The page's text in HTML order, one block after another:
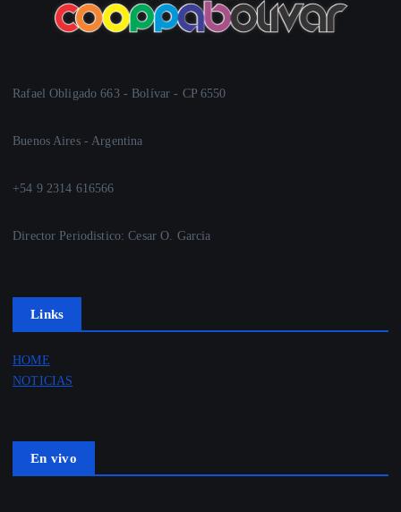
Rafael Obligado 663 - Bolívar - CP 6550
Buenos Aires - Argentina
+54 9 2314 616566
Director Periodistico: Cesar O. Garcia
Links
HOME
NOTICIAS
En vivo